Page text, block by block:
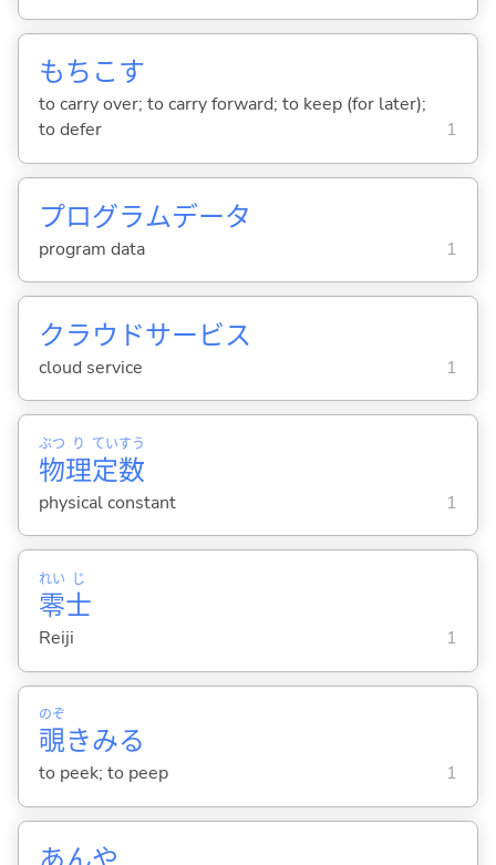
もちこす
to carry over; to carry forward; to keep (for later);
to defer
1
プログラムデータ
program data 1
クラウドサービス
cloud service 1
物
ぶつ
理
り
定
てい
数
すう
physical constant 1
零
れい
士
じ
Reiji 1
覗
のぞ
きみる
to peek; to peep 1